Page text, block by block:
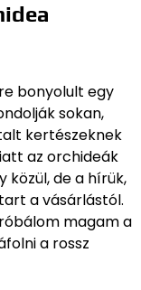
bonyolult egy
sokan,
kertészeknek
az orchideák
közül, de a hírük,
a vásárlástól.
magam a
a rossz